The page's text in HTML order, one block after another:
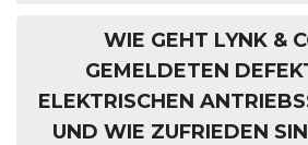
WIE GEHT LYNK &
GEMELDETEN
ELEKTRISCHEN
UND WIE ZUFRIEDEN